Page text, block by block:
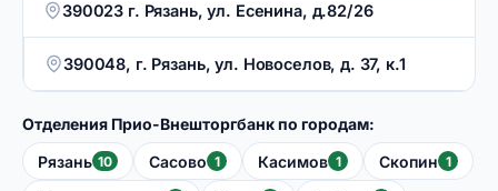
390023 г. Рязань, ул. Есенина, д.82/26
390048, г. Рязань, ул. Новоселов, д. 37, к.1
Отделения Прио-Внешторгбанк по городам:
Рязань 10 Сасово 1 Касимов 1 Скопин 1